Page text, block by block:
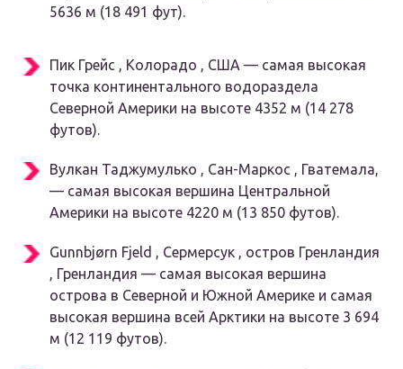
5636 м (18 491 фут).
Пик Грейс , Колорадо , США — самая высокая
точка континентального водораздела
Северной Америки на высоте 4352 м (14 278
футов).
Вулкан Таджумулько , Сан-Маркос , Гватемала,
— самая высокая вершина Центральной
Америки на высоте 4220 м (13 850 футов).
Gunnbjørn Fjeld , Сермерсук , остров Гренландия
, Гренландия — самая высокая вершина
острова в Северной и Южной Америке и самая
высокая вершина всей Арктики на высоте 3 694
м (12 119 футов).